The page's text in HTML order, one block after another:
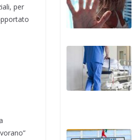
per